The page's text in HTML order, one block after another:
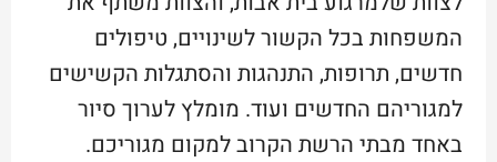
המשפחות בכל הקשור לשינויים, טיפולים
חדשים, תרופות, התנהגות והסתגלות הקשישים
למגוריהם החדשים ועוד. מומלץ לערוך סיור
באחד מבתי הרשת הקרוב למקום מגוריכם.